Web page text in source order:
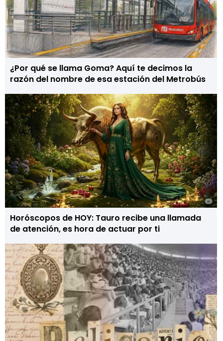
¿Por qué se llama Goma? Aquí te decimos la
razón del nombre de esa estación del Metrobús
Horóscopos de HOY: Tauro recibe una llamada
de atención, es hora de actuar por ti